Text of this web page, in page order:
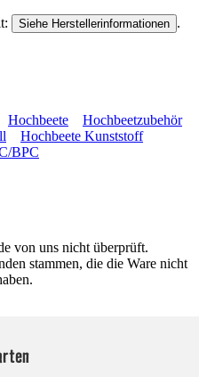
Siehe Herstellerinformationen .
Hochbeete
Hochbeetzubehör
Hochbeete Kunststoff
BPC
von uns nicht überprüft.
stammen, die die Ware nicht